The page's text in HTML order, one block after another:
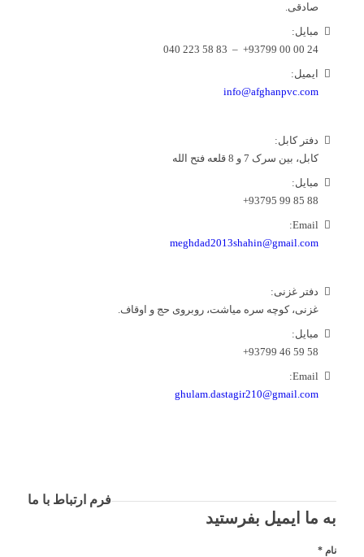
صادقی.
مبایل:
24 00 00 93799+ – 83 58 223 040
ایمیل:
info@afghanpvc.com
دفتر کابل:
کابل، بین سرک 7 و 8 قلعه فتح الله
مبایل:
88 85 99 93795+
Email:
meghdad2013shahin@gmail.com
دفتر غزنی:
غزنی، کوچه سره میاشت، روبروی حج و اوقاف.
مبایل:
58 59 46 93799+
Email:
ghulam.dastagir210@gmail.com
فرم ارتباط با ما
به ما ایمیل بفرستید
نام *